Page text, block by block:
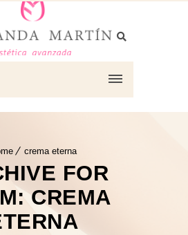
crema eterna
FOR
CREMA